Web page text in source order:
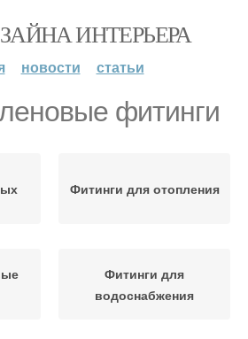
ИНТЕРЬЕРА
новости статьи
фитинги
Фитинги для отопления
Фитинги для
водоснабжения